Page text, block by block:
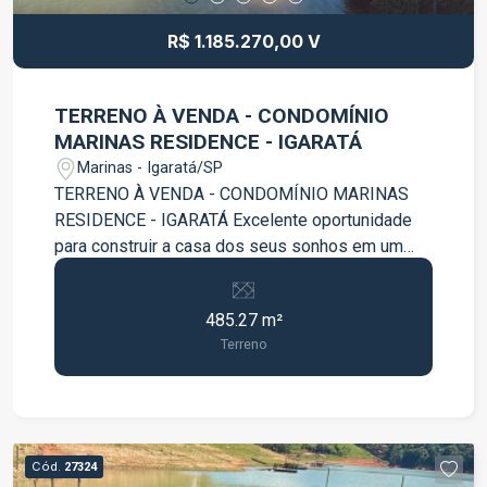
R$ 1.185.270,00 V
TERRENO À VENDA - CONDOMÍNIO
MARINAS RESIDENCE - IGARATÁ
Marinas - Igaratá/SP
TERRENO À VENDA - CONDOMÍNIO MARINAS
RESIDENCE - IGARATÁ Excelente oportunidade
para construir a casa dos seus sonhos em um
dos condomínios mais desejados da região!
Terreno com 485,27 m² Ótima topografia Fácil
acesso à represa Localização privilegiada dentro
do condomínio Ambiente tranquilo e cercado pela
natureza Ideal para lazer, moradia ou
a natureza, proporcionando qualidade de vida
para toda a família. Agende uma visita e venha
485.27 m²
Terreno
Cód. 27324